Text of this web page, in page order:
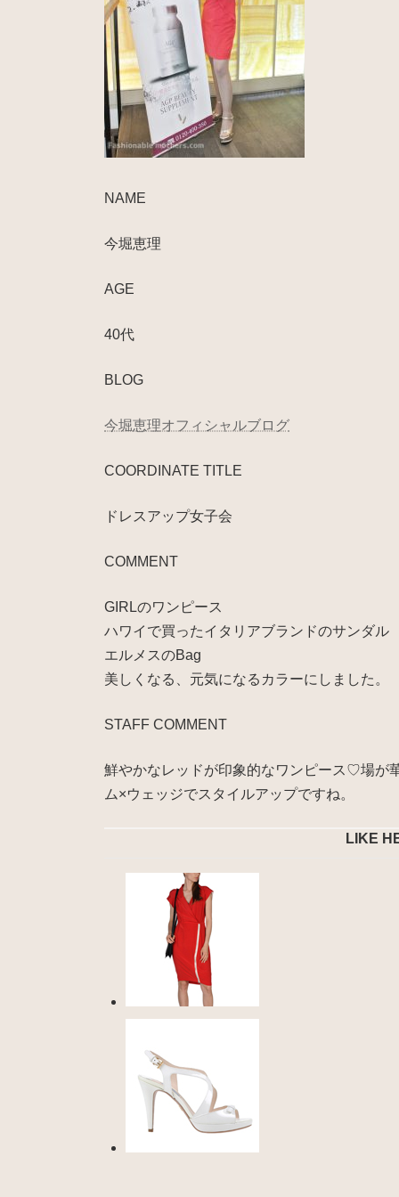
NAME
今堀恵理
AGE
40代
BLOG
今堀恵理オフィシャルブログ
COORDINATE TITLE
ドレスアップ女子会
COMMENT
GIRLのワンピース
ハワイで買ったイタリアブランドのサンダル
エルメスのBag
美しくなる、元気になるカラーにしました。
STAFF COMMENT
鮮やかなレッドが印象的なワンピース♡場が
ム×ウェッジでスタイルアップですね。
LIKE